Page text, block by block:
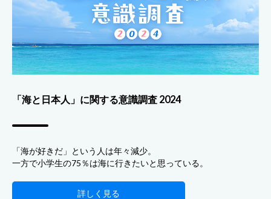
「海と日本人」に関する意識調査 2024
「海が好きだ」という人は年々減少。
一方で小学生の75％は海に行きたいと思っている。
詳しく見る